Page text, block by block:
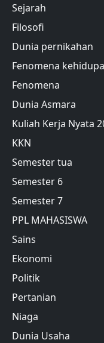
Sejarah
Filosofi
Dunia pernikahan
Fenomena
Fenomena
Dunia Asmara
Kuliah Kerja Nyata
KKN
Semester tua
Semester 6
Semester 7
PPL MAHASISWA
Sains
Ekonomi
Politik
Pertanian
Niaga
Dunia Usaha